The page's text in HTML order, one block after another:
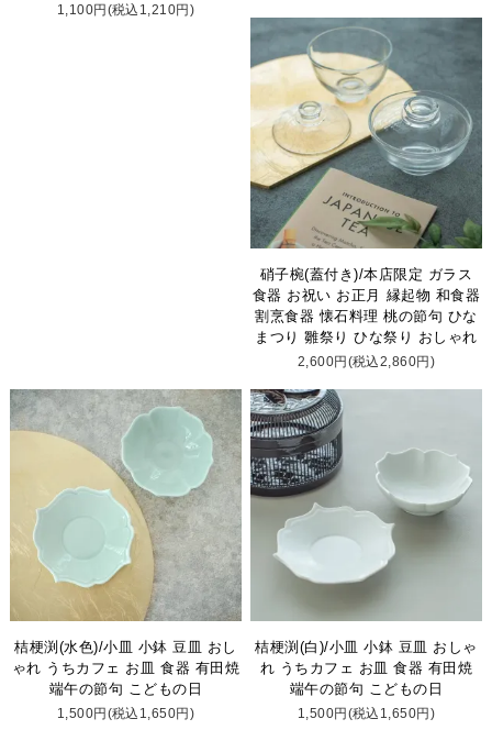
1,100円(税込1,210円)
硝子椀(蓋付き)/本店限定 ガラス
食器 お祝い お正月 縁起物 和食器
割烹食器 懐石料理 桃の節句 ひな
まつり 雛祭り ひな祭り おしゃれ
2,600円(税込2,860円)
桔梗渕(水色)/小皿 小鉢 豆皿 おし
ゃれ うちカフェ お皿 食器 有田焼
端午の節句 こどもの日
1,500円(税込1,650円)
桔梗渕(白)/小皿 小鉢 豆皿 おしゃ
れ うちカフェ お皿 食器 有田焼
端午の節句 こどもの日
1,500円(税込1,650円)